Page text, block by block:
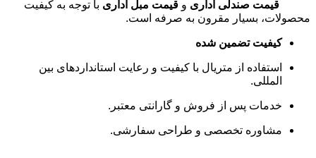
قیمت صندلی اداری و قیمت مبل اداری با توجه به کیفیت
محصولات، بسیار مقرون به صرفه است.
کیفیت تضمین شده
استفاده از متریال با کیفیت و رعایت استانداردهای بین
المللی.
خدمات پس از فروش و گارانتی معتبر .
مشاوره تخصصی و طراحی سفارشی.